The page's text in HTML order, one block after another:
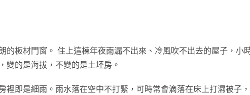
的板材門窗。 住上這棟年夜雨漏不出來、冷風吹不出去的屋子，小
變的是海拔，不變的是土坯房。
裡即是細雨。雨水落在空中不打緊，可時常會滴落在床上打濕被子